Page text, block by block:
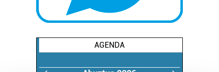
AGENDA